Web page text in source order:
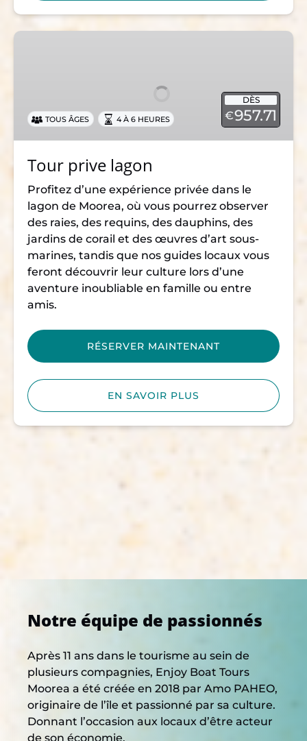
Tour
DÈS
€957.71
TOUS ÂGES 4 À 6 HEURES
Tour prive lagon
Profitez d’une expérience privée dans le
lagon de Moorea, où vous pourrez observer
des raies, des requins, des dauphins, des
jardins de corail et des œuvres d’art sous-
marines, tandis que nos guides locaux vous
feront découvrir leur culture lors d’une
aventure inoubliable en famille ou entre
amis.
RÉSERVER MAINTENANT
EN SAVOIR PLUS
Notre équipe de passionnés
Après 11 ans dans le tourisme au sein de
plusieurs compagnies, Enjoy Boat Tours
Moorea a été créée en 2018 par Amo PAHEO,
originaire de l’île et passionné par sa culture.
Donnant l’occasion aux locaux d’être acteur
de son économie.